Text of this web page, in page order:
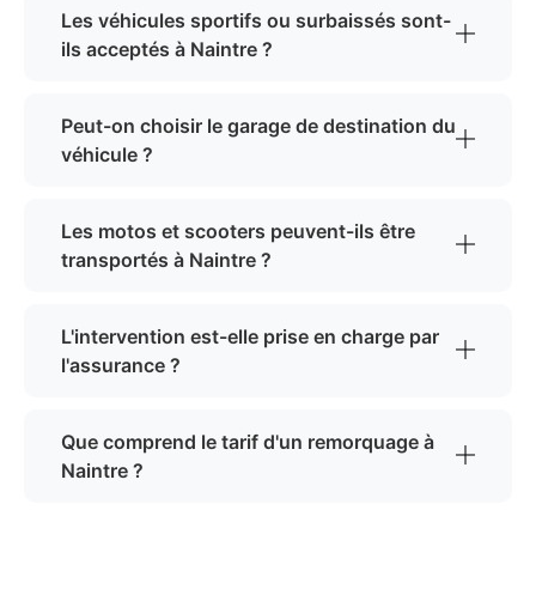
Les véhicules sportifs ou surbaissés sont-
ils acceptés à Naintre ?
Peut-on choisir le garage de destination du
véhicule ?
Les motos et scooters peuvent-ils être
transportés à Naintre ?
L'intervention est-elle prise en charge par
l'assurance ?
Que comprend le tarif d'un remorquage à
Naintre ?